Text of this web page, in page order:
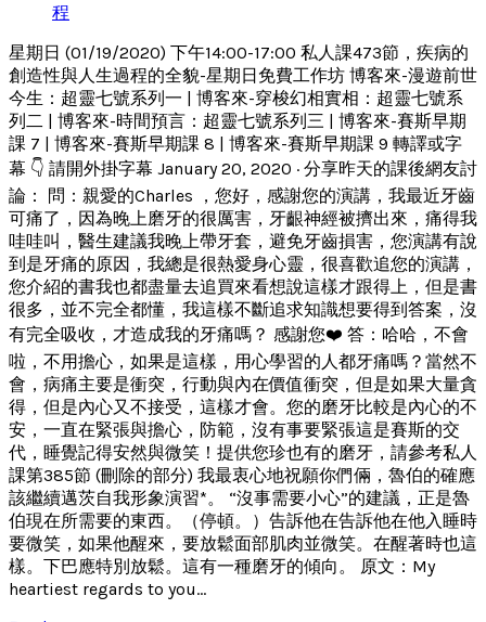
程
星期日 (01/19/2020) 下午14:00-17:00 私人課473節，疾病的
創造性與人生過程的全貌-星期日免費工作坊 博客來-漫遊前世
今生：超靈七號系列一 | 博客來-穿梭幻相實相：超靈七號系
列二 | 博客來-時間預言：超靈七號系列三 | 博客來-賽斯早期
課 7 | 博客來-賽斯早期課 8 | 博客來-賽斯早期課 9 轉譯或字
幕 👇 請開外掛字幕 January 20, 2020 · 分享昨天的課後網友討
論： 問：親愛的Charles ，您好，感謝您的演講，我最近牙齒
可痛了，因為晚上磨牙的很厲害，牙齦神經被擠出來，痛得我
哇哇叫，醫生建議我晚上帶牙套，避免牙齒損害，您演講有說
到是牙痛的原因，我總是很熱愛身心靈，很喜歡追您的演講，
您介紹的書我也都盡量去追買來看想說這樣才跟得上，但是書
很多，並不完全都懂，我這樣不斷追求知識想要得到答案，沒
有完全吸收，才造成我的牙痛嗎？ 感謝您❤️ 答：哈哈，不會
啦，不用擔心，如果是這樣，用心學習的人都牙痛嗎？當然不
會，病痛主要是衝突，行動與內在價值衝突，但是如果大量貪
得，但是內心又不接受，這樣才會。您的磨牙比較是內心的不
安，一直在緊張與擔心，防範，沒有事要緊張這是賽斯的交
代，睡覺記得安然與微笑！提供您珍也有的磨牙，請參考私人
課第385節 (刪除的部分) 我最衷心地祝願你們倆，魯伯的確應
該繼續邁茨自我形象演習*。 “沒事需要小心”的建議，正是魯
伯現在所需要的東西。（停頓。）告訴他在告訴他在他入睡時
要微笑，如果他醒來，要放鬆面部肌肉並微笑。在醒著時也這
樣。下巴應特別放鬆。這有一種磨牙的傾向。 原文：My
heartiest regards to you...